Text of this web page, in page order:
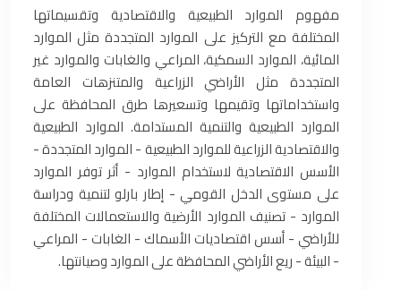
مفهوم الموارد الطبيعية والاقتصادية وتقسيماتها
المختلفة مع التركيز على الموارد المتجددة مثل الموارد
المائية، الموارد السمكية، المراعي والغابات والموارد غير
المتجددة مثل الأراضي الزراعية والمتنزهات العامة
واستخداماتها وتقيمها وتسعيرها طرق المحافظة على
الموارد الطبيعية والتنمية المستدامة. الموارد الطبيعية
والاقتصادية الزراعية للموارد الطبيعية - الموارد المتجددة -
الأسس الاقتصادية لاستخدام الموارد - أثر توفر الموارد
على مستوى الدخل القومي - إطار بارلو لتنمية ودراسة
الموارد - تصنيف الموارد الأرضية والاستعمالات المختلفة
للأراضي - أسس اقتصاديات الأسماك - الغابات - المراعي
- البيئة - ريع الأراضي المحافظة على الموارد وصيانتها.